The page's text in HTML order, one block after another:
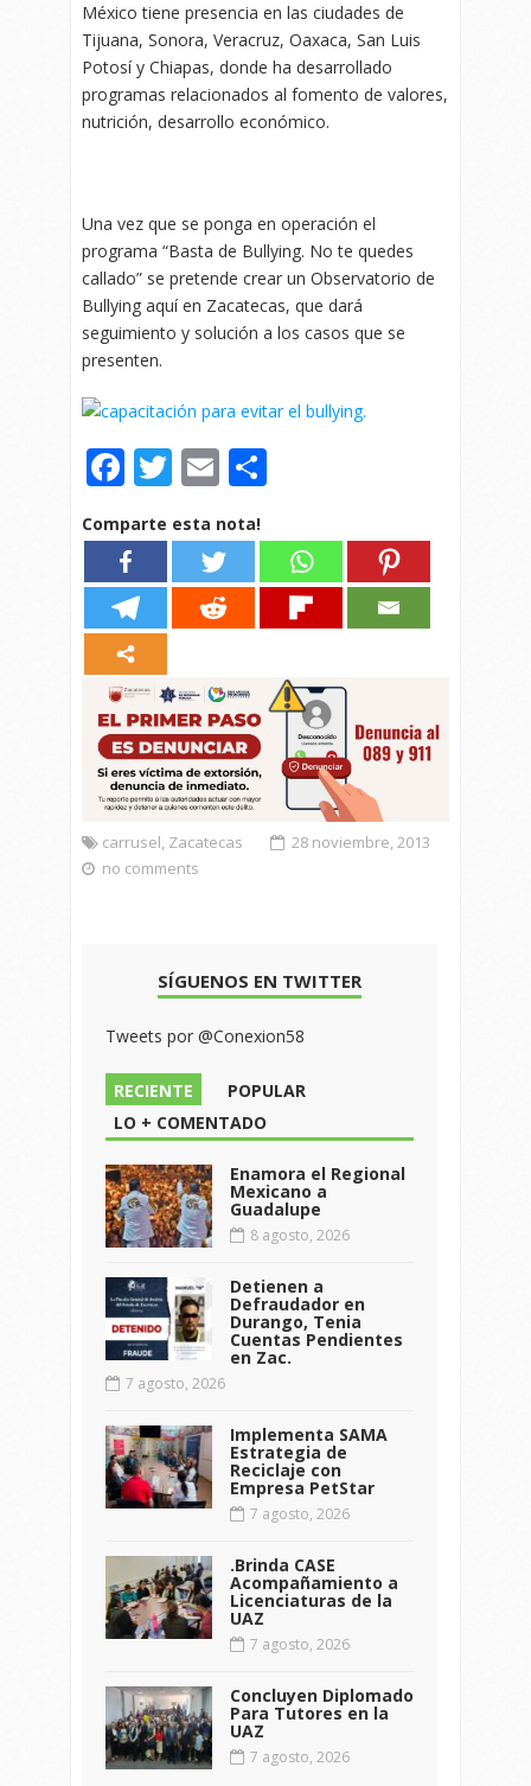
México tiene presencia en las ciudades de
Tijuana, Sonora, Veracruz, Oaxaca, San Luis
Potosí y Chiapas, donde ha desarrollado
programas relacionados al fomento de valores,
nutrición, desarrollo económico.
Una vez que se ponga en operación el
programa “Basta de Bullying. No te quedes
callado” se pretende crear un Observatorio de
Bullying aquí en Zacatecas, que dará
seguimiento y solución a los casos que se
presenten.
Facebook
Twitter
Email
Comparte esta nota!
carrusel, Zacatecas
28 noviembre, 2013
no comments
SÍGUENOS EN TWITTER
Tweets por @Conexion58
RECIENTE
POPULAR
LO + COMENTADO
Enamora el Regional
Mexicano a
Guadalupe
8 agosto, 2026
Detienen a
Defraudador en
Durango, Tenia
Cuentas Pendientes
en Zac.
7 agosto, 2026
Implementa SAMA
Estrategia de
Reciclaje con
Empresa PetStar
7 agosto, 2026
.Brinda CASE
Acompañamiento a
Licenciaturas de la
UAZ
7 agosto, 2026
Concluyen Diplomado
Para Tutores en la
UAZ
7 agosto, 2026